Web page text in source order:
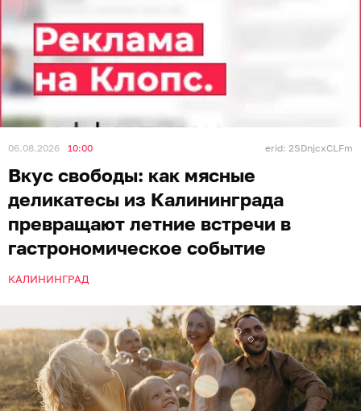
06.08.2026 10:00 erid: 2SDnjcxCLFm
Вкус свободы: как мясные
деликатесы из Калининграда
превращают летние встречи в
гастрономическое событие
КАЛИНИНГРАД